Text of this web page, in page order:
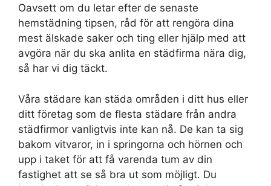
Oavsett om du letar efter de senaste
hemstädning tipsen, råd för att rengöra dina
mest älskade saker och ting eller hjälp med att
avgöra när du ska anlita en städfirma nära dig,
så har vi dig täckt.
Våra städare kan städa områden i ditt hus eller
ditt företag som de flesta städare från andra
städfirmor vanligtvis inte kan nå. De kan ta sig
bakom vitvaror, in i springorna och hörnen och
upp i taket för att få varenda tum av din
fastighet att se så bra ut som möjligt. Du